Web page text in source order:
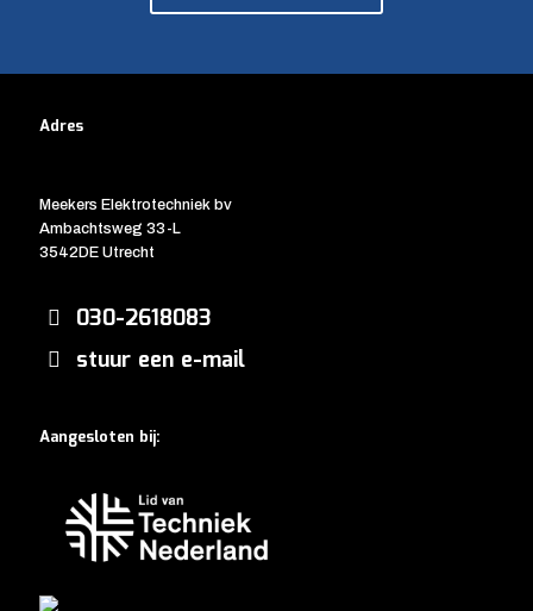
Adres
Meekers Elektrotechniek bv
Ambachtsweg 33-L
3542DE Utrecht
030-2618083
stuur een e-mail
Aangesloten bij: